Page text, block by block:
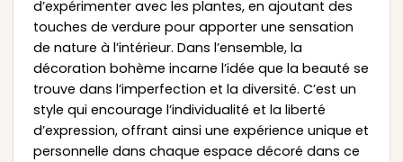
d’expérimenter avec les plantes, en ajoutant des
touches de verdure pour apporter une sensation
de nature à l’intérieur. Dans l’ensemble, la
décoration bohème incarne l’idée que la beauté se
trouve dans l’imperfection et la diversité. C’est un
style qui encourage l’individualité et la liberté
d’expression, offrant ainsi une expérience unique et
personnelle dans chaque espace décoré dans ce